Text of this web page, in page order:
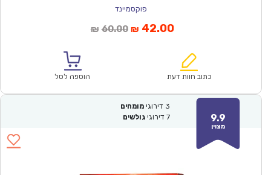
פוקסמיינד
₪ 60.00המחיר
₪60.00.
₪ 42.00המחיר
הוא:
כתוב חוות דעת הוספה לסל
9.9
מצוין
3 דירוגי מומחים
7 דירוגי גולשים